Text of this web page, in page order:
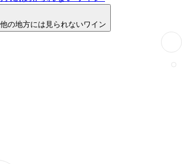
他の地方には見られないワイン